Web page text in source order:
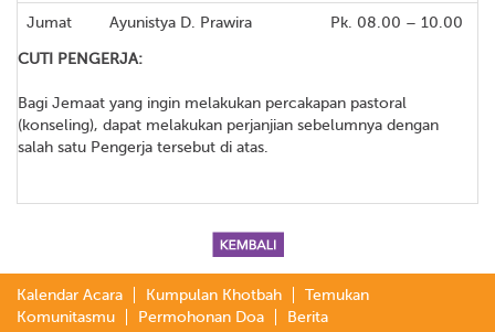
Jumat Ayunistya D. Prawira Pk. 08.00 – 10.00
CUTI PENGERJA:
Bagi Jemaat yang ingin melakukan percakapan pastoral
(konseling), dapat melakukan perjanjian sebelumnya dengan
salah satu Pengerja tersebut di atas.
Kalendar Acara Kumpulan Khotbah
Temukan
Komunitasmu
Permohonan Doa
Berita